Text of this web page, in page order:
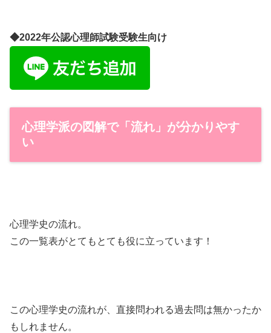
◆2022年公認心理師試験受験生向け
心理学派の図解で「流れ」が分かりやす
い
心理学史の流れ。
この一覧表がとてもとても役に立っています！
この心理学史の流れが、直接問われる過去問は無かったか
もしれません。